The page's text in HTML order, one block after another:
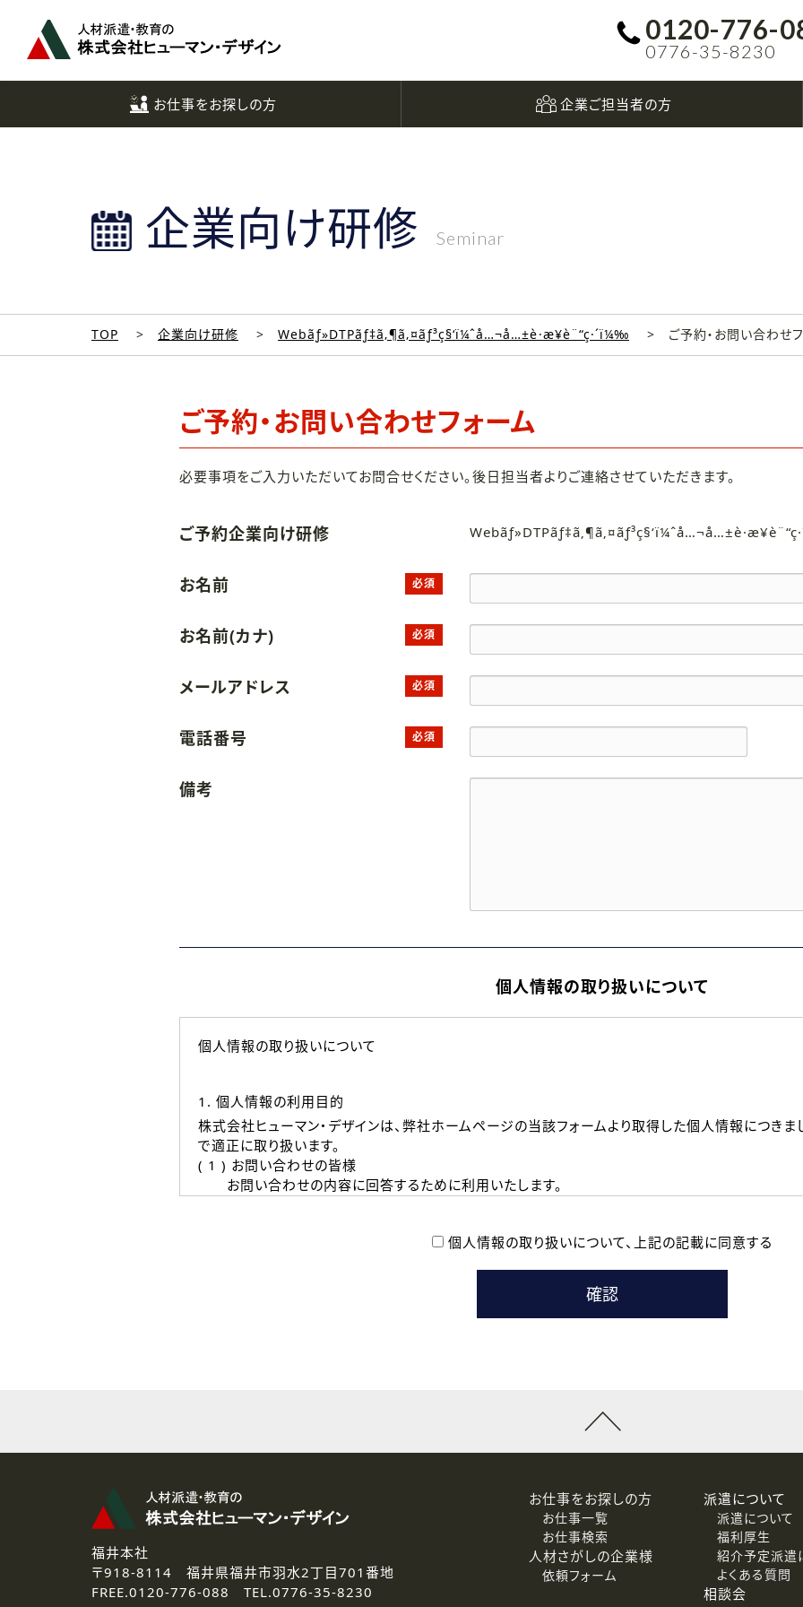
0120-776-
0776-35-8230
お仕事をお探しの方 企業ご担当者の方
企業向け研修 Seminar
TOP 企業向け研修 Webãƒ»DTPãƒ‡ã‚¶ã‚¤ãƒ³ç§‘ï¼ˆå…¬å…±è·æ¥­è¨“ç·´ï¼‰ ご予約・お問い合わせ
ご予約・お問い合わせフォーム
必要事項をご入力いただいてお問合せください。後日担当者よりご連絡させていただきます。
ご予約企業向け研修
お名前 必須
お名前(カナ) 必須
メールアドレス 必須
電話番号 必須
備考
個人情報の取り扱いについて
個人情報の取り扱いについて
1. 個人情報の利用目的
株式会社ヒューマン・デザインは、弊社ホームページの当該フォームより取得した個人情報につき
で適正に取り扱います。
( 1 ) お問い合わせの皆様
お問い合わせの内容に回答するために利用いたします。
本登録に関するご連絡および本登録時の参考情報として利用いたします。
なお、ご連絡手段は、電話・Ｅメールのいずれかの方法といたします。
3.個人情報の取り扱いの委託
弊社の定める個人情報保護の評価基準を満たした委託先に、個人情報を委託する場合があります。
4.個人情報の開示等について
ご提供いただいた個人情報の開示等（利用目的の通知、開示、訂正、追加または削除、利用の停止、
個人情報の取り扱いについて、 上記の記載に同意する
へ
福井本社
〒918-8114 福井県福井市羽水2丁目701番地
FREE.0120-776-088 TEL.0776-35-8230
お仕事をお探しの方
お仕事一覧
お仕事検索
人材さがしの企業様
依頼フォーム
派遣について
派遣について
福利厚生
紹介予定派遣
よくある質問
相談会